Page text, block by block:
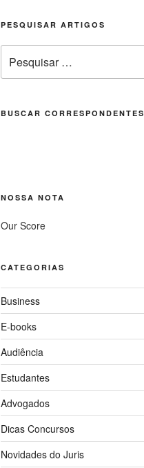
PESQUISAR ARTIGOS
por:
BUSCAR CORRESPONDENTES
NOSSA NOTA
Our Score
CATEGORIAS
Business
E-books
Audiência
Estudantes
Advogados
Dicas Concursos
Novidades do Juris